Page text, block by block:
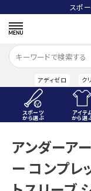
スポ
アディゼロ ク
スポーツ
から選ぶ
アイテ
から選
ACCOUNT MENU
ようこそ ゲスト 様
meeting_room ログイン
アンダーア
ー コンプレ